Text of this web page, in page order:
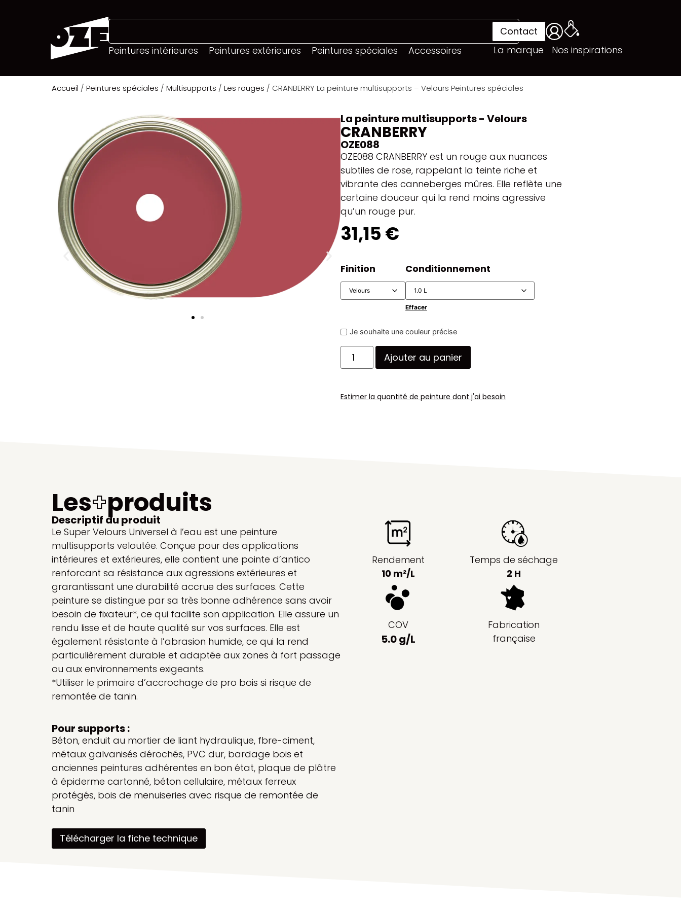
Peintures intérieures Peintures extérieures Peintures spéciales Accessoires
Contact
La marque
Nos inspirations
Accueil / Peintures spéciales / Multisupports / Les rouges / CRANBERRY La peinture multisupports – Velours Peintures spéciales
La peinture multisupports - Velours
CRANBERRY
OZE088
OZE088 CRANBERRY est un rouge aux nuances
subtiles de rose, rappelant la teinte riche et
vibrante des canneberges mûres. Elle reflète une
certaine douceur qui la rend moins agressive
qu’un rouge pur.
31,15 €
Finition Conditionnement
Effacer
Je souhaite une couleur précise
Ajouter au panier
Estimer la quantité de peinture dont j'ai besoin
Les+produits
Descriptif du produit
Le Super Velours Universel à l’eau est une peinture
multisupports veloutée. Conçue pour des applications
intérieures et extérieures, elle contient une pointe d’antico
renforcant sa résistance aux agressions extérieures et
grarantissant une durabilité accrue des surfaces. Cette
peinture se distingue par sa très bonne adhérence sans avoir
besoin de fixateur*, ce qui facilite son application. Elle assure un
rendu lisse et de haute qualité sur vos surfaces. Elle est
également résistante à l’abrasion humide, ce qui la rend
particulièrement durable et adaptée aux zones à fort passage
ou aux environnements exigeants.
*Utiliser le primaire d’accrochage de pro bois si risque de
remontée de tanin.
Pour supports :
Béton, enduit au mortier de liant hydraulique, fbre-ciment,
métaux galvanisés dérochés, PVC dur, bardage bois et
anciennes peintures adhérentes en bon état, plaque de plâtre
à épiderme cartonné, béton cellulaire, métaux ferreux
protégés, bois de menuiseries avec risque de remontée de
tanin
Télécharger la fiche technique
Rendement
10 m²/L
COV
5.0 g/L
Temps de séchage
2 H
Fabrication
française